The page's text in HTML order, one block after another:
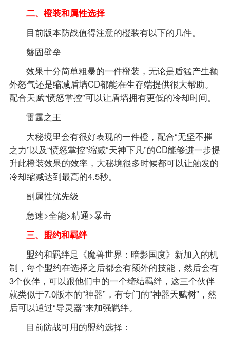
二、橙装和属性选择
目前版本防战值得注意的橙装有以下的几件。
磐固壁垒
效果十分简单粗暴的一件橙装，无论是盾猛产生额
外怒气还是缩减盾墙CD都能在生存端提供很大帮助。
配合天赋“愤怒掌控”可以让盾墙拥有更低的冷却时间。
雷霆之王
大秘境里会有很好表现的一件橙，配合“无坚不摧
之力”以及“愤怒掌控”缩减“天神下凡”的CD能够进一步提
升此橙装效果的效率，大秘境很多时候都可以让触发的
冷却缩减达到最高的4.5秒。
副属性优先级
急速>全能>精通>暴击
三、盟约和羁绊
盟约和羁绊是《魔兽世界：暗影国度》新加入的机
制，每个盟约在选择之后都会有额外的技能，然后会有
3个伙伴，可以跟他们中的一个缔结羁绊，这三个伙伴
就类似于7.0版本的“神器”，有专门的“神器天赋树”，然
后可以通过“导灵器”来加强羁绊。
目前防战可用的盟约选择：